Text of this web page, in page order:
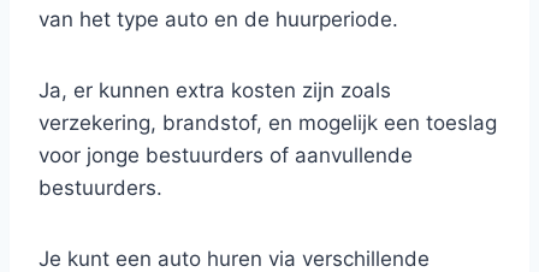
van het type auto en de huurperiode.
Ja, er kunnen extra kosten zijn zoals
verzekering, brandstof, en mogelijk een toeslag
voor jonge bestuurders of aanvullende
bestuurders.
Je kunt een auto huren via verschillende